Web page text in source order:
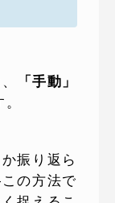
「手動」
振り返ら
の方法で